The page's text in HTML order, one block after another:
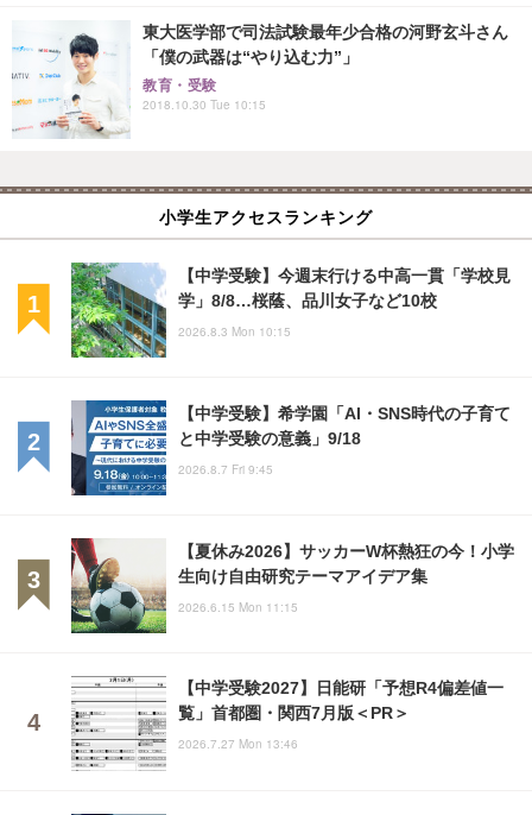
東大医学部で司法試験最年少合格の河野玄斗さん
「僕の武器は“やり込む力”」
教育・受験
2018.10.30 Tue 10:15
小学生アクセスランキング
【中学受験】今週末行ける中高一貫「学校見
学」8/8…桜蔭、品川女子など10校
2026.8.3 Mon 10:15
【中学受験】希学園「AI・SNS時代の子育て
と中学受験の意義」9/18
2026.8.7 Fri 9:45
【夏休み2026】サッカーW杯熱狂の今！小学
生向け自由研究テーマアイデア集
2026.6.15 Mon 11:15
【中学受験2027】日能研「予想R4偏差値一
覧」首都圏・関西7月版＜PR＞
2026.7.27 Mon 13:46